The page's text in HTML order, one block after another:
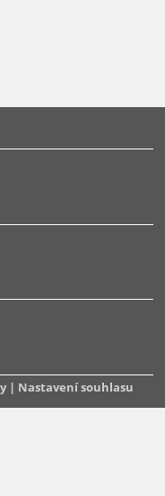
Nastavení souhlasu